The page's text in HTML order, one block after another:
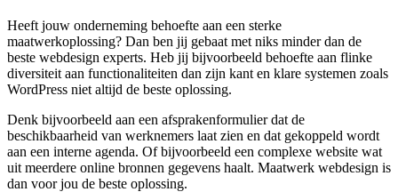
Heeft jouw onderneming behoefte aan een sterke
maatwerkoplossing? Dan ben jij gebaat met niks minder dan de
beste webdesign experts. Heb jij bijvoorbeeld behoefte aan flinke
diversiteit aan functionaliteiten dan zijn kant en klare systemen zoals
WordPress niet altijd de beste oplossing.
Denk bijvoorbeeld aan een afsprakenformulier dat de
beschikbaarheid van werknemers laat zien en dat gekoppeld wordt
aan een interne agenda. Of bijvoorbeeld een complexe website wat
uit meerdere online bronnen gegevens haalt. Maatwerk webdesign is
dan voor jou de beste oplossing.